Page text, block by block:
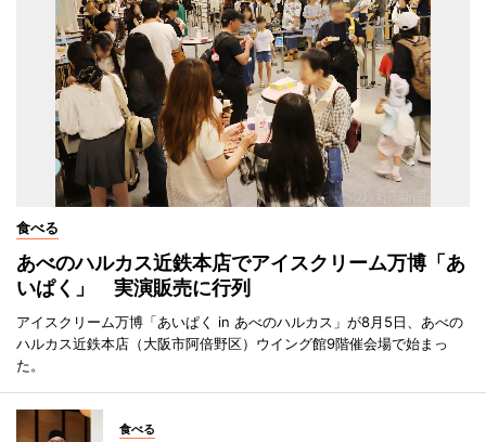
食べる
あべのハルカス近鉄本店でアイスクリーム万博「あ
いぱく」 実演販売に行列
アイスクリーム万博「あいぱく in あべのハルカス」が8月5日、あべの
ハルカス近鉄本店（大阪市阿倍野区）ウイング館9階催会場で始まっ
た。
食べる